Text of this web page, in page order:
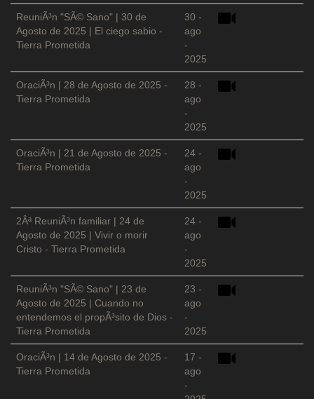
ReuniÃ³n "SÃ© Sano" | 30 de
Agosto de 2025 | El ciego sabio -
Tierra Prometida
30 -
ago
-
2025
OraciÃ³n | 28 de Agosto de 2025 -
Tierra Prometida
28 -
ago
-
2025
OraciÃ³n | 21 de Agosto de 2025 -
Tierra Prometida
24 -
ago
-
2025
2Âª ReuniÃ³n familiar | 24 de
Agosto de 2025 | Vivir o morir
Cristo - Tierra Prometida
24 -
ago
-
2025
ReuniÃ³n "SÃ© Sano" | 23 de
Agosto de 2025 | Cuando no
entendemos el propÃ³sito de Dios -
Tierra Prometida
23 -
ago
-
2025
OraciÃ³n | 14 de Agosto de 2025 -
Tierra Prometida
17 -
ago
-